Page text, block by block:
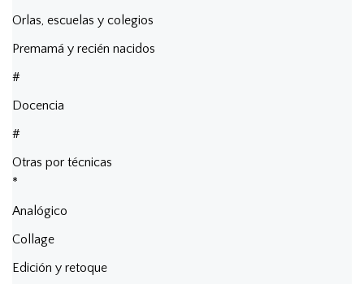
Orlas, escuelas y colegios
Premamá y recién nacidos
#
Docencia
#
Otras por técnicas
*
Analógico
Collage
Edición y retoque